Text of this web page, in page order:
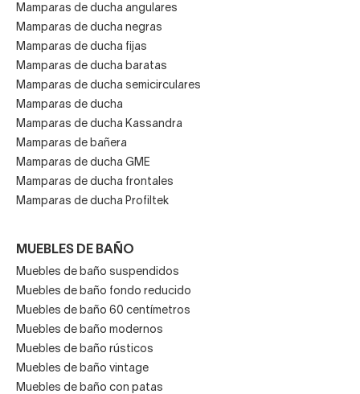
Mamparas de ducha angulares
Mamparas de ducha negras
Mamparas de ducha fijas
Mamparas de ducha baratas
Mamparas de ducha semicirculares
Mamparas de ducha
Mamparas de ducha Kassandra
Mamparas de bañera
Mamparas de ducha GME
Mamparas de ducha frontales
Mamparas de ducha Profiltek
MUEBLES DE BAÑO
Muebles de baño suspendidos
Muebles de baño fondo reducido
Muebles de baño 60 centímetros
Muebles de baño modernos
Muebles de baño rústicos
Muebles de baño vintage
Muebles de baño con patas